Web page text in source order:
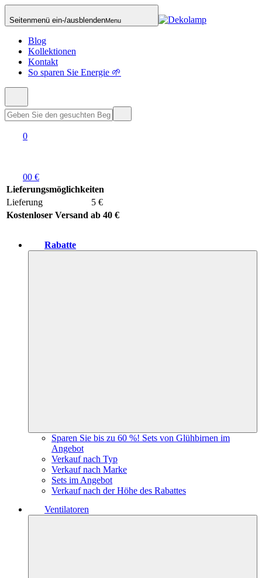
Seitenmenü ein-/ausblendenMenu
Blog
Kollektionen
Kontakt
So sparen Sie Energie 🌱
0
00 €
Lieferungsmöglichkeiten
Lieferung
5 €
Kostenloser Versand ab 40 €
Rabatte
Sparen Sie bis zu 60 %! Sets von Glühbirnen im
Angebot
Verkauf nach Typ
Verkauf nach Marke
Sets im Angebot
Verkauf nach der Höhe des Rabattes
Ventilatoren